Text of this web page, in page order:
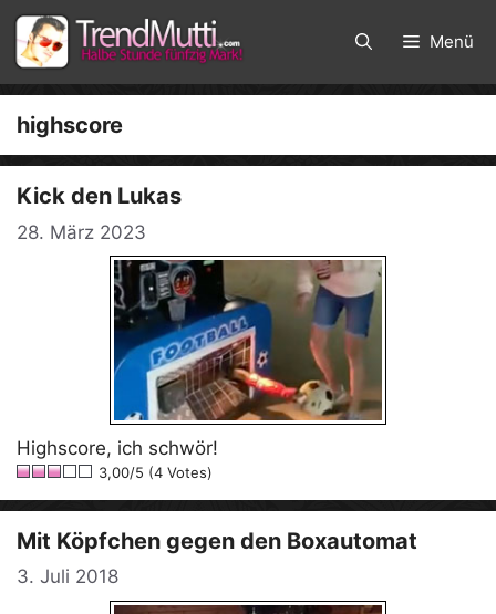
Zum
Inhalt
springen
Menü
highscore
Kick den Lukas
28. März 2023
Highscore, ich schwör!
3,00/5 (4 Votes)
Mit Köpfchen gegen den Boxautomat
3. Juli 2018